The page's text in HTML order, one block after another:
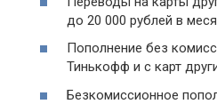
до 20 000 рублей в
Пополнение без
Тинькофф и с карт
Безкомиссионное